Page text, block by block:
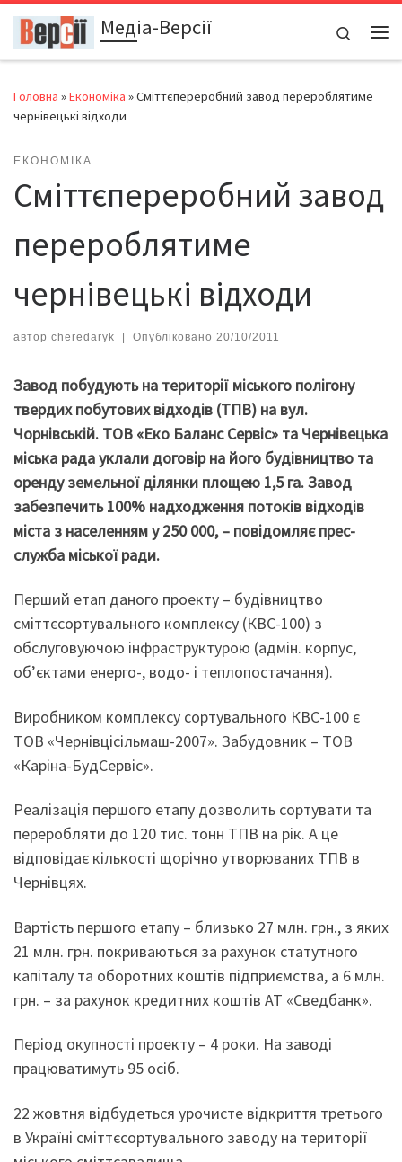
Перейти до вмістуМедіа-Версії
Search
Головна »Економіка »Сміттєпереробний завод перероблятиме
чернівецькі відходи
ЕКОНОМІКА
Сміттєпереробний завод
перероблятиме
чернівецькі відходи
автор cheredaryk | Опубліковано 20/10/2011
Завод побудують на території міського полігону
твердих побутових відходів (ТПВ) на вул.
Чорнівській. ТОВ «Еко Баланс Сервіс» та Чернівецька
міська рада уклали договір на його будівництво та
оренду земельної ділянки площею 1,5 га. Завод
забезпечить 100% надходження потоків відходів
міста з населенням у 250 000, – повідомляє прес-
служба міської ради.
Перший етап даного проекту – будівництво
сміттєсортувального комплексу (КВС-100) з
обслуговуючою інфраструктурою (адмін. корпус,
об’єктами енерго-, водо- і теплопостачання).
Виробником комплексу сортувального КВС-100 є
ТОВ «Чернівцісільмаш-2007». Забудовник – ТОВ
«Каріна-БудСервіс».
Реалізація першого етапу дозволить сортувати та
переробляти до 120 тис. тонн ТПВ на рік. А це
відповідає кількості щорічно утворюваних ТПВ в
Чернівцях.
Вартість першого етапу – близько 27 млн. грн., з яких
21 млн. грн. покриваються за рахунок статутного
капіталу та оборотних коштів підприємства, а 6 млн.
грн. – за рахунок кредитних коштів АТ «Сведбанк».
Період окупності проекту – 4 роки. На заводі
працюватимуть 95 осіб.
22 жовтня відбудеться урочисте відкриття третього
в Україні сміттєсортувального заводу на території